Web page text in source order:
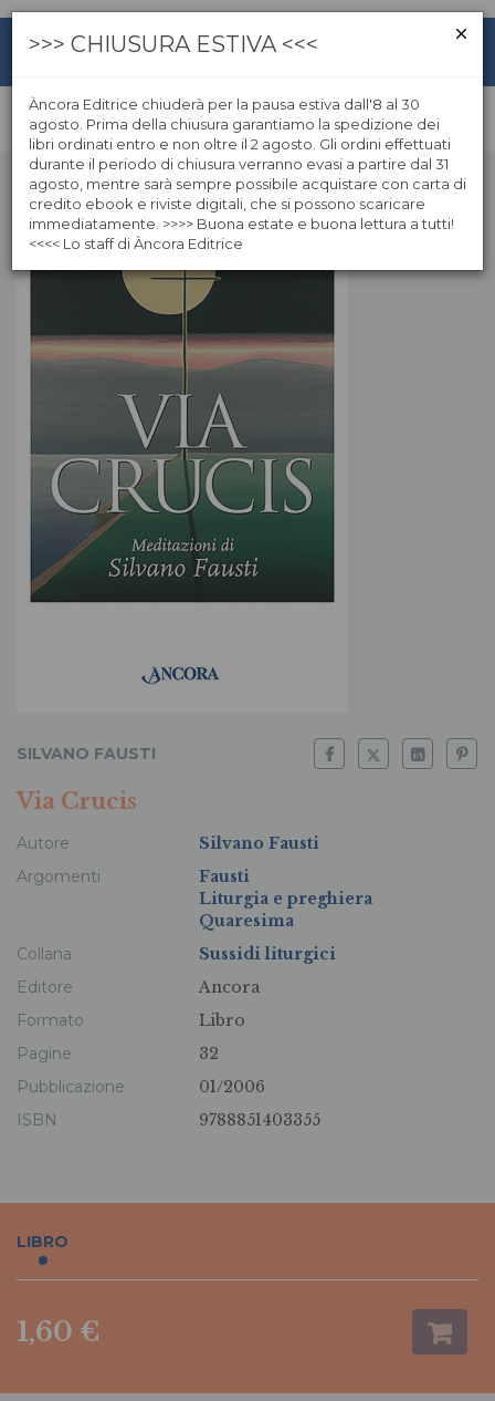
SILVANO FAUSTI
Via Crucis
Autore
Silvano Fausti
Argomenti
Fausti
Liturgia e preghiera
Quaresima
Collana
Sussidi liturgici
Editore
Ancora
Formato
Libro
Pagine
32
Pubblicazione
01/2006
ISBN
9788851403355
LIBRO
1,60 €
>>> CHIUSURA ESTIVA <<<
Àncora Editrice chiuderà per la pausa estiva dall'8 al 30
agosto. Prima della chiusura garantiamo la spedizione dei
libri ordinati entro e non oltre il 2 agosto. Gli ordini effettuati
durante il periodo di chiusura verranno evasi a partire dal 31
agosto, mentre sarà sempre possibile acquistare con carta di
credito ebook e riviste digitali, che si possono scaricare
immediatamente. >>>> Buona estate e buona lettura a tutti!
<<<< Lo staff di Àncora Editrice